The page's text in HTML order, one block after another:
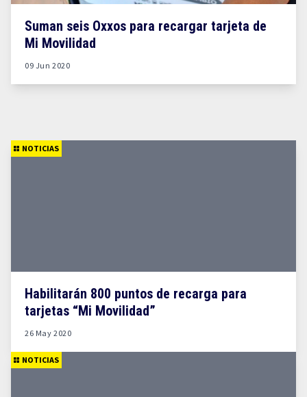
Suman seis Oxxos para recargar tarjeta de
Mi Movilidad
09 Jun 2020
NOTICIAS
Habilitarán 800 puntos de recarga para
tarjetas “Mi Movilidad”
26 May 2020
NOTICIAS